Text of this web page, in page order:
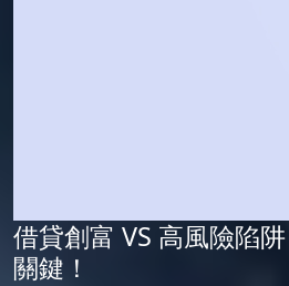
借貸創富 VS 高風險陷
關鍵！